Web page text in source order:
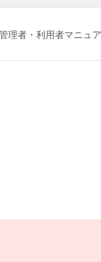
理者・利用者マニュ